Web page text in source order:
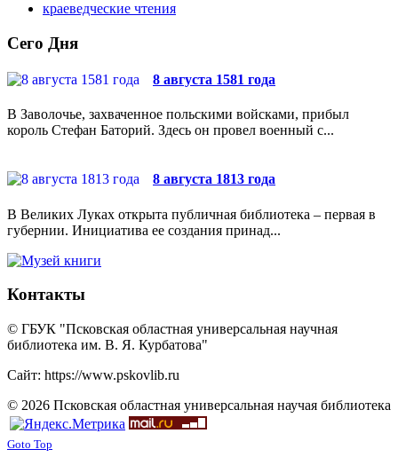
краеведческие чтения
Сего Дня
8 августа 1581 года
В Заволочье, захваченное польскими войсками, прибыл
король Стефан Баторий. Здесь он провел военный с...
8 августа 1813 года
В Великих Луках открыта публичная библиотека – первая в
губернии. Инициатива ее создания принад...
Контакты
© ГБУК "Псковская областная универсальная научная
библиотека им. В. Я. Курбатова"
Сайт: https://www.pskovlib.ru
© 2026 Псковская областная универсальная научая библиотека
Goto Top